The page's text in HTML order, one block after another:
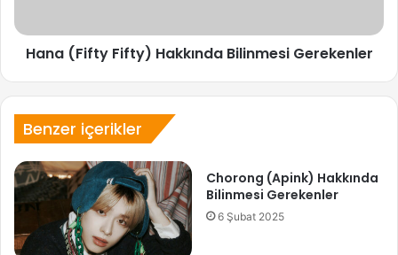
Hana (Fifty Fifty) Hakkında Bilinmesi Gerekenler
Benzer içerikler
Chorong (Apink) Hakkında
Bilinmesi Gerekenler
6 Şubat 2025